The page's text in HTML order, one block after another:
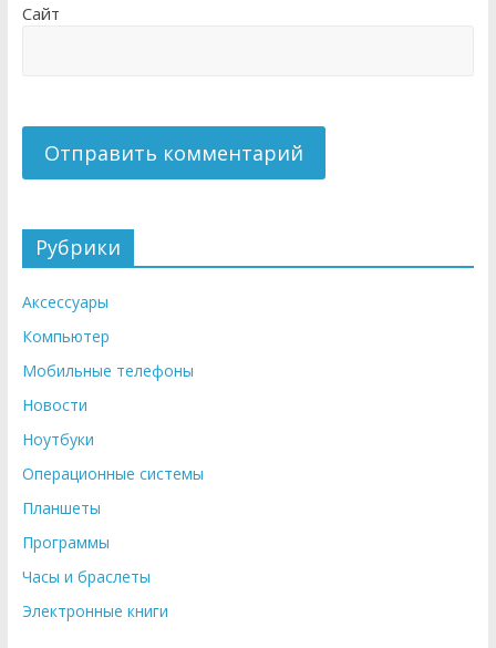
Сайт
Рубрики
Аксессуары
Компьютер
Мобильные телефоны
Новости
Ноутбуки
Операционные системы
Планшеты
Программы
Часы и браслеты
Электронные книги